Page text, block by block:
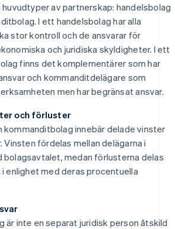
av partnerskap: handelsbolag
I ett handelsbolag har alla
stor kontroll och de ansvarar för
och juridiska skyldigheter. I ett
finns det komplementärer som har
och kommanditdelägare som
men har begränsat ansvar.
och förluster
kommanditbolag innebär delade vinster
Vinsten fördelas mellan delägarna i
bolagsavtalet, medan förlusterna delas
i enlighet med deras procentuella
är inte en separat juridisk person åtskild